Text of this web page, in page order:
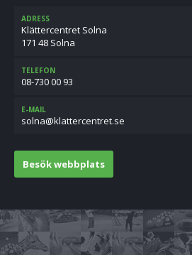
ADRESS
Klättercentret Solna
171 48 Solna
TELEFON
08-730 00 93
E-MAIL
es.tertnecrettalk@anlos
Besök webbplats